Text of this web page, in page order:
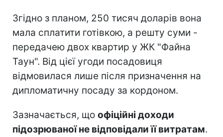
Згідно з планом, 250 тисяч доларів вона
мала сплатити готівкою, а решту суми -
передачею двох квартир у ЖК "Файна
Таун". Від цієї угоди посадовиця
відмовилася лише після призначення на
дипломатичну посаду за кордоном.
Зазначається, що офіційні доходи
підозрюваної не відповідали її витратам.